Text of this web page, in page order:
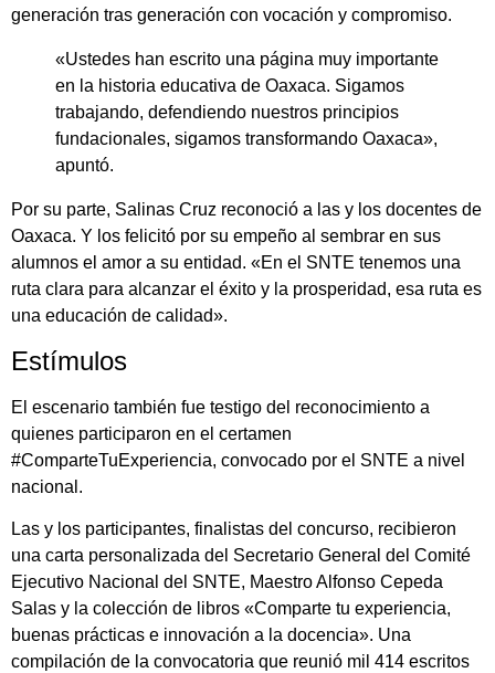
generación tras generación con vocación y compromiso.
«Ustedes han escrito una página muy importante
en la historia educativa de Oaxaca. Sigamos
trabajando, defendiendo nuestros principios
fundacionales, sigamos transformando Oaxaca»,
apuntó.
Por su parte, Salinas Cruz reconoció a las y los docentes de
Oaxaca. Y los felicitó por su empeño al sembrar en sus
alumnos el amor a su entidad. «En el SNTE tenemos una
ruta clara para alcanzar el éxito y la prosperidad, esa ruta es
una educación de calidad».
Estímulos
El escenario también fue testigo del reconocimiento a
quienes participaron en el certamen
#ComparteTuExperiencia, convocado por el SNTE a nivel
nacional.
Las y los participantes, finalistas del concurso, recibieron
una carta personalizada del Secretario General del Comité
Ejecutivo Nacional del SNTE, Maestro Alfonso Cepeda
Salas y la colección de libros «Comparte tu experiencia,
buenas prácticas e innovación a la docencia». Una
compilación de la convocatoria que reunió mil 414 escritos